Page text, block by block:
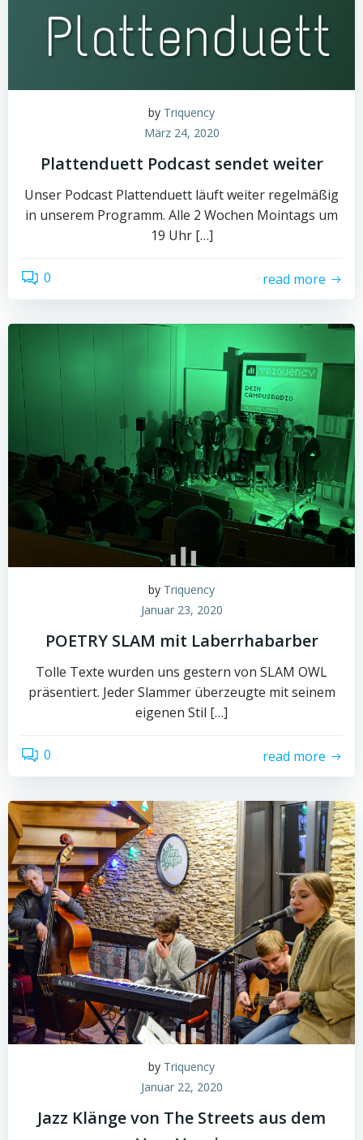
by Triquency
März 24, 2020
Plattenduett Podcast sendet weiter
Unser Podcast Plattenduett läuft weiter regelmäßig
in unserem Programm. Alle 2 Wochen Mointags um
19 Uhr […]
0 read more
by Triquency
Januar 23, 2020
POETRY SLAM mit Laberrhabarber
Tolle Texte wurden uns gestern von SLAM OWL
präsentiert. Jeder Slammer überzeugte mit seinem
eigenen Stil […]
0 read more
by Triquency
Januar 22, 2020
Jazz Klänge von The Streets aus dem